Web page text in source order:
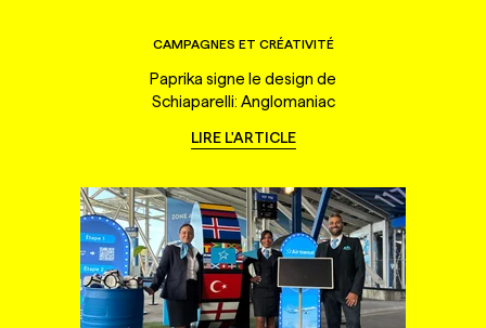
CAMPAGNES ET CRÉATIVITÉ
Paprika signe le design de
Schiaparelli: Anglomaniac
LIRE L'ARTICLE